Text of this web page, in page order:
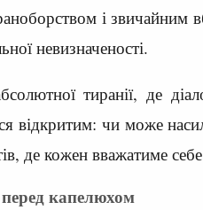
і звичайним
невизначеності.
тиранії, де
відкритим: чи може
де кожен вважатиме
капелюхом